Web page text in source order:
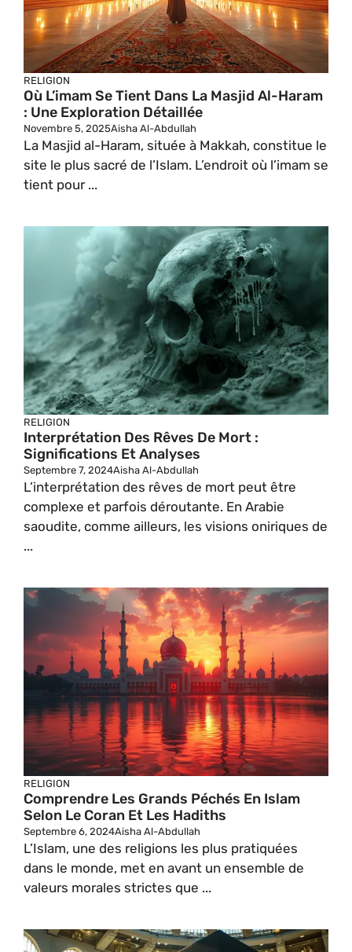
RELIGION
Où L’imam Se Tient Dans La Masjid Al-Haram
: Une Exploration Détaillée
Novembre 5, 2025Aisha Al-Abdullah
La Masjid al-Haram, située à Makkah, constitue le
site le plus sacré de l’Islam. L’endroit où l’imam se
tient pour ...
RELIGION
Interprétation Des Rêves De Mort :
Significations Et Analyses
Septembre 7, 2024Aisha Al-Abdullah
L’interprétation des rêves de mort peut être
complexe et parfois déroutante. En Arabie
saoudite, comme ailleurs, les visions oniriques de
...
RELIGION
Comprendre Les Grands Péchés En Islam
Selon Le Coran Et Les Hadiths
Septembre 6, 2024Aisha Al-Abdullah
L’Islam, une des religions les plus pratiquées
dans le monde, met en avant un ensemble de
valeurs morales strictes que ...